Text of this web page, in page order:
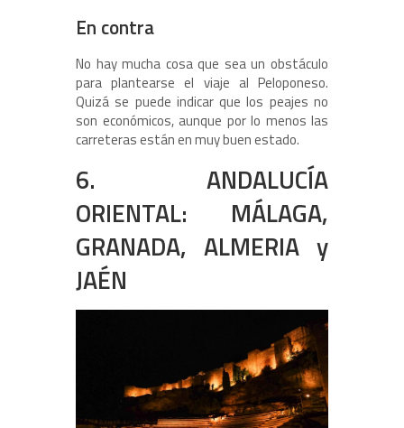
En contra
No hay mucha cosa que sea un obstáculo
para plantearse el viaje al Peloponeso.
Quizá se puede indicar que los peajes no
son económicos, aunque por lo menos las
carreteras están en muy buen estado.
6. ANDALUCÍA
ORIENTAL: MÁLAGA,
GRANADA, ALMERIA y
JAÉN